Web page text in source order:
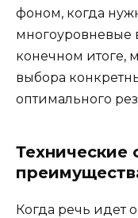
фоном, когда
многоуровневые
конечном итоге,
выбора
оптимального
Технические
Когда речь идет